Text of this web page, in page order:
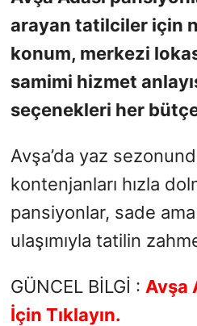
arayan tatilciler için
konum, merkezi
samimi hizmet
seçenekleri her
Avşa’da yaz
kontenjanları hızla
pansiyonlar, sade
ulaşımıyla tatilin
GÜNCEL BİLGİ : Avşa
İçin Tıklayın.